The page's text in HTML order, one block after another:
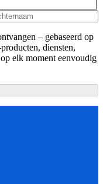
– gebaseerd op
diensten,
elk moment eenvoudig